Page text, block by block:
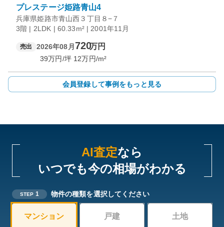
プレステージ姫路青山4
兵庫県姫路市青山西３丁目８−７
3階 | 2LDK | 60.33m² | 2001年11月
売出 2026年08月 720万円
39万円/坪 12万円/m²
会員登録して事例をもっと見る
AI査定なら
いつでも今の相場がわかる
STEP 1 物件の種類を選択してください
マンション 戸建 土地